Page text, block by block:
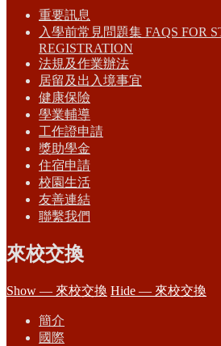
重要訊息
入學前常見問題集 FAQS FOR
REGISTRATION
法規及作業辦法
居留及出入境事宜
健康保險
學業輔導
工作證申請
獎助學金
住宿申請
校園生活
友善連結
聯繫我們
來校交換
Show — 來校交換 Hide — 來校交換
簡介
國際